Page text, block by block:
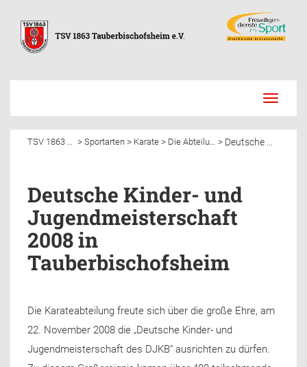
Toggle
TSV 1863 Tauberbischofsheim e.V. > Sportarten > Karate > Die Abteilung > Deutsche Kinder- und Jugendmeisterschaft 2008 in Tauberbischofsheim
Deutsche Kinder- und
Jugendmeisterschaft
2008 in
Tauberbischofsheim
Die Karateabteilung freute sich über die große Ehre, am
22. November 2008 die „Deutsche Kinder- und
Jugendmeisterschaft des DJKB“ ausrichten zu dürfen.